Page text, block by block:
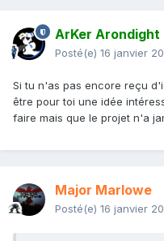
ArKer Arondight
Posté(e) 16 janvier
Si tu n'as pas encore reçu
être pour toi une idée
faire mais que le projet n'a
Major Marlowe
Posté(e) 16 janvier